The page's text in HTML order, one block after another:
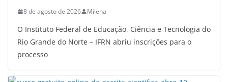
8 de agosto de 2026 Milena
O Instituto Federal de Educação, Ciência e Tecnologia do
Rio Grande do Norte – IFRN abriu inscrições para o
processo